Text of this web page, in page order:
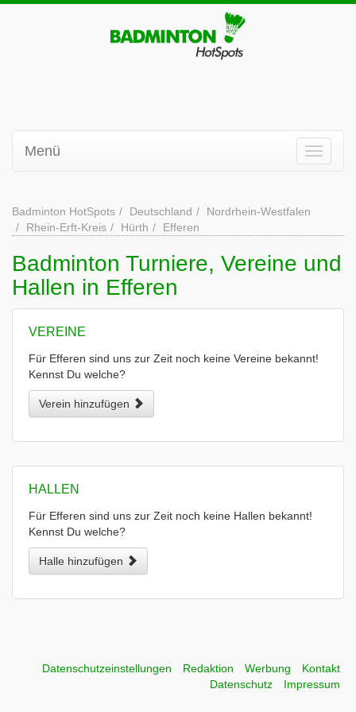
Menü
Badminton HotSpots Deutschland
Nordrhein-Westfalen
Rhein-Erft-Kreis
Hürth Efferen
Badminton Turniere, Vereine und
Hallen in Efferen
VEREINE
Für Efferen sind uns zur Zeit noch keine Vereine bekannt!
Kennst Du welche?
Verein hinzufügen
HALLEN
Für Efferen sind uns zur Zeit noch keine Hallen bekannt!
Kennst Du welche?
Halle hinzufügen
Datenschutzeinstellungen Redaktion Werbung
Kontakt
Datenschutz
Impressum